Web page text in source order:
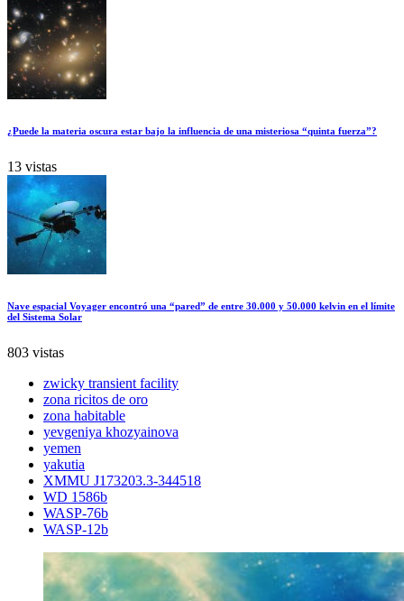
¿Puede la materia oscura estar bajo la influencia de una misteriosa “quinta fuerza”?
13 vistas
Nave espacial Voyager encontró una “pared” de entre 30.000 y 50.000 kelvin en el límite
del Sistema Solar
803 vistas
zwicky transient facility
zona ricitos de oro
zona habitable
yevgeniya khozyainova
yemen
yakutia
XMMU J173203.3-344518
WD 1586b
WASP-76b
WASP-12b